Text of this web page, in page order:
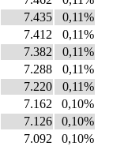
7.435
0,11%
7.412
0,11%
7.382
0,11%
7.288
0,11%
7.220
0,11%
7.162
0,10%
7.126
0,10%
7.092
0,10%